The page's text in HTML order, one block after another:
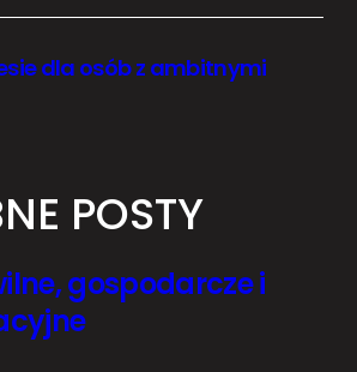
dla osób z ambitnymi
POSTY
gospodarcze i